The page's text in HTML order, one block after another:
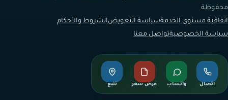
محفوظة
اتفاقية مستوى الخدمةسياسة التعويضالشروط والأحكام
سياسة الخصوصيةتواصل معنا
اتصال واتساب عرض سعر تتبع